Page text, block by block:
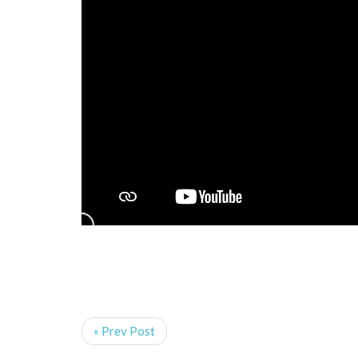
« Prev Post